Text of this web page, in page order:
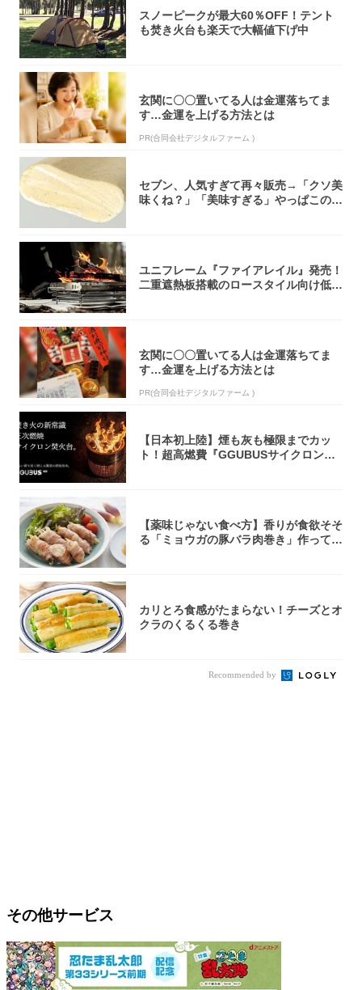
スノーピークが最大60％OFF！テント
も焚き火台も楽天で大幅値下げ中
玄関に〇〇置いてる人は金運落ちてま
す…金運を上げる方法とは
PR(合同会社デジタルファーム )
セブン、人気すぎて再々販売→「クソ美
味くね？」「美味すぎる」やっぱこのク
ユニフレーム『ファイアレイル』発売！
二重遮熱板搭載のロースタイル向け低型
玄関に〇〇置いてる人は金運落ちてま
す…金運を上げる方法とは
PR(合同会社デジタルファーム )
【日本初上陸】煙も灰も極限までカッ
ト！超高燃費『GGUBUSサイクロン焚
【薬味じゃない食べ方】香りが食欲そそ
る「ミョウガの豚バラ肉巻き」作ってみ
カリとろ食感がたまらない！チーズとオ
クラのくるくる巻き
Recommended by
その他サービス